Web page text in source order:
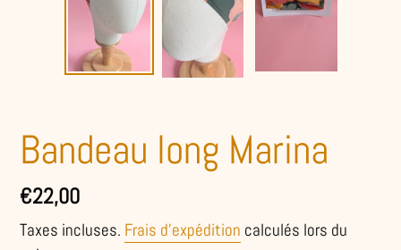
Bandeau long Marina
Prix
normal
€22,00
Taxes incluses. Frais d'expédition calculés lors du